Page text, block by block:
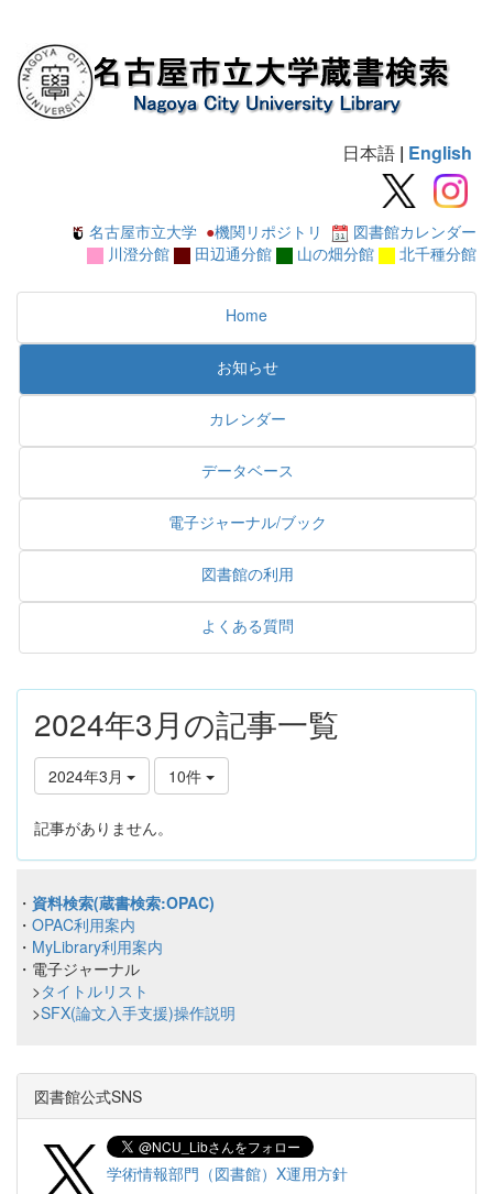
日本語 | English
名古屋市立大学 ●機関リポジトリ
図書館カレンダー
川澄分館
田辺通分館 山の畑分館 北千種分館
Home
お知らせ
カレンダー
データベース
電子ジャーナル/ブック
図書館の利用
よくある質問
2024年3月の記事一覧
2024年3月 10件
記事がありません。
・ 資料検索(蔵書検索:OPAC)
・ OPAC利用案内
・ MyLibrary利用案内
・電子ジャーナル
>タイトルリスト
>SFX(論文入手支援)操作説明
図書館公式SNS
学術情報部門（図書館）X運用方針